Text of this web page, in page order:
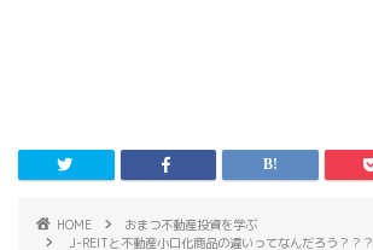
HOME
おまつ不動産投資を学ぶ
J-REITと不動産小口化商品の違いってなんだろう？？？